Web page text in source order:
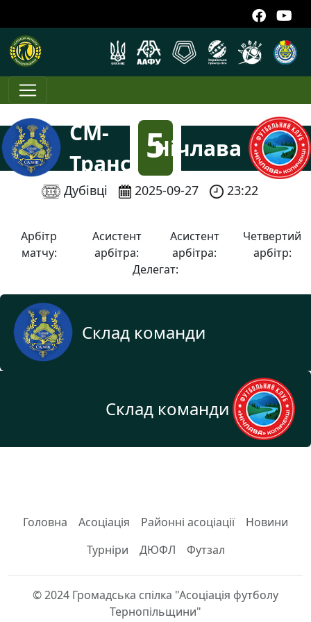
СМ-
Транс
5
:
Нічлава
Дубівці 2025-09-27 23:22
Арбітр
матчу:
Асистент
арбітра:
Асистент
арбітра:
Четвертий
арбітр:
Делегат:
Склад команди
Склад команди
Головна Асоціація Районні асоціації
Новини
Турніри
ДЮФЛ Футзал
© 2024 Громадська спілка "Асоціація футболу
Тернопільщини"